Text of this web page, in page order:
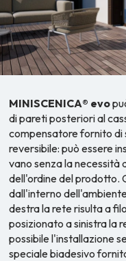
MINISCENICA® evo
di pareti posteriori al
compensatore fornito di
reversibile: può essere
vano senza la necessità
dell'ordine del prodotto.
dall'interno
destra la rete risulta a
posizionato a sinistra la
possibile l'installazione
speciale biadesivo